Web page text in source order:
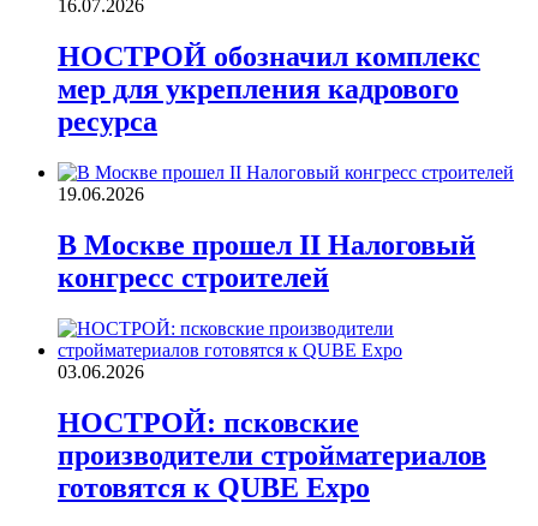
16.07.2026
НОСТРОЙ обозначил комплекс
мер для укрепления кадрового
ресурса
19.06.2026
В Москве прошел II Налоговый
конгресс строителей
03.06.2026
НОСТРОЙ: псковские
производители стройматериалов
готовятся к QUBE Expo